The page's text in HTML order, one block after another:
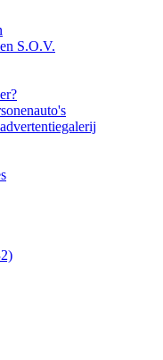
S.O.V.